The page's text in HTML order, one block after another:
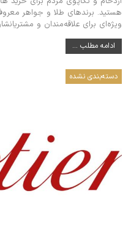
هستید. برندهای طلا و جواهر
ویژه‌ای برای علاقه‌مندان و
ادامه مطلب ...
دسته‌بندی نشده